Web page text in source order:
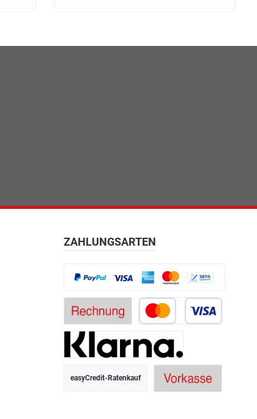
ZAHLUNGSARTEN
easyCredit-Ratenkauf